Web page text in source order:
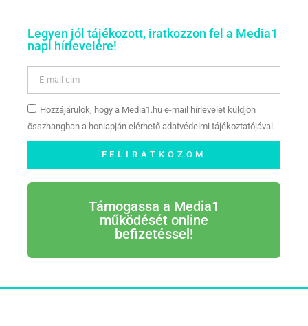
Legyen jól tájékozott, iratkozzon fel a Media1
napi hírlevelére!
Hozzájárulok, hogy a Media1.hu e-mail hírlevelet küldjön
összhangban a honlapján elérhető adatvédelmi tájékoztatójával.
FELIRATKOZOM
Támogassa a Media1
működését online
befizetéssel!